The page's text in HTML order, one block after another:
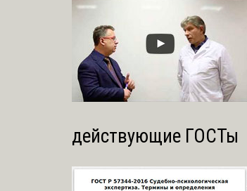
действующие ГОСТы